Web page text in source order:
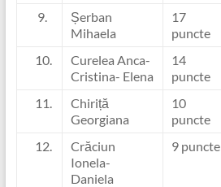
9.
Șerban
Mihaela
17
puncte
10.
Curelea Anca-
Cristina- Elena
14
puncte
11.
Chiriță
Georgiana
10
puncte
12.
Crăciun
Ionela-
Daniela
9 puncte